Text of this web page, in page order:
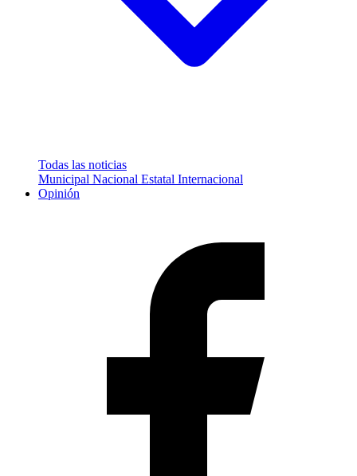
Todas las noticias
Municipal Nacional Estatal Internacional
Opinión